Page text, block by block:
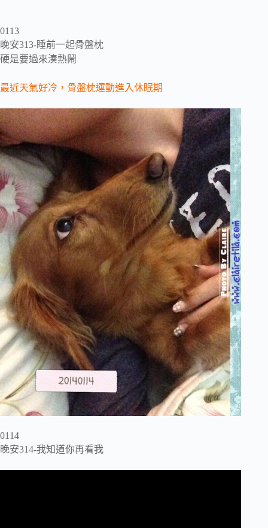
0113
晚安313-睡前一起骨盤枕
硬是要過來湊熱鬧
最近天氣好冷，骨盤枕運動進入休眠期
0114
晚安314-我知道你再看我